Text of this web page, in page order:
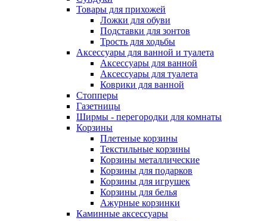
Товары для прихожей
Ложки для обуви
Подставки для зонтов
Трость для ходьбы
Аксессуары для ванной и туалета
Аксессуары для ванной
Аксессуары для туалета
Коврики для ванной
Стопперы
Газетницы
Ширмы - перегородки для комнаты
Корзины
Плетеные корзины
Текстильные корзины
Корзины металлические
Корзины для подарков
Корзины для игрушек
Корзины для белья
Ажурные корзинки
Каминные аксессуары